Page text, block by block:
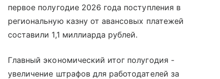
первое полугодие 2026 года поступления в
региональную казну от авансовых платежей
составили 1,1 миллиарда рублей.
Главный экономический итог полугодия -
увеличение штрафов для работодателей за